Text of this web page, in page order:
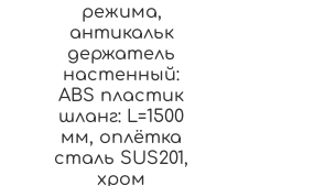
режима,
антикальк
держатель
настенный:
ABS пластик
шланг: L=1500
мм, оплётка
сталь SUS201,
хром